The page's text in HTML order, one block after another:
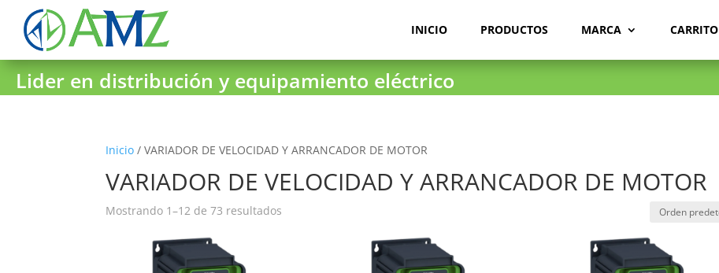
INICIO PRODUCTOS MARCA CARRITO
Lider en distribución y equipamiento eléctrico
Inicio / VARIADOR DE VELOCIDAD Y ARRANCADOR DE MOTOR
VARIADOR DE VELOCIDAD Y ARRANCADOR DE MOTOR
Mostrando 1–12 de 73 resultados